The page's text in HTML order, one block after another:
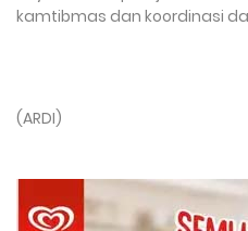
kamtibmas dan koordinasi
(ARDI)